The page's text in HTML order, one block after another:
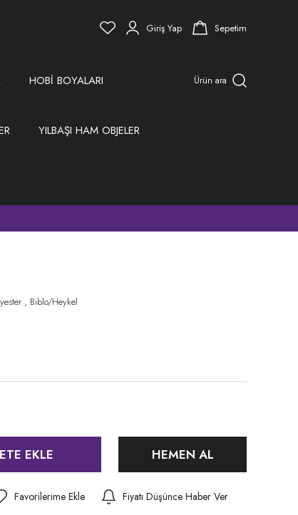
Giriş Yap Sepetim
HOBİ BOYALARI
YILBAŞI HAM OBJELER
Ürün ara
, Biblo/Heykel
EKLE HEMEN AL
Fiyatı Düşünce Haber Ver